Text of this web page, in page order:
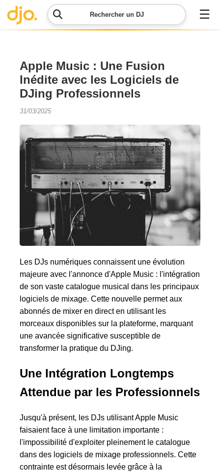
Rechercher un DJ ☰
Menu
Contacter
DJO
demande
Simulateur
de prix
Apple Music : Une Fusion
Inédite avec les Logiciels de
DJing Professionnels
31/03/2025
Les DJs numériques connaissent une évolution
majeure avec l'annonce d'Apple Music : l'intégration
de son vaste catalogue musical dans les principaux
logiciels de mixage. Cette nouvelle permet aux
abonnés de mixer en direct en utilisant les
morceaux disponibles sur la plateforme, marquant
une avancée significative susceptible de
transformer la pratique du DJing.
Une Intégration Longtemps
Attendue par les Professionnels
Jusqu'à présent, les DJs utilisant Apple Music
faisaient face à une limitation importante :
l'impossibilité d'exploiter pleinement le catalogue
dans des logiciels de mixage professionnels. Cette
contrainte est désormais levée grâce à la